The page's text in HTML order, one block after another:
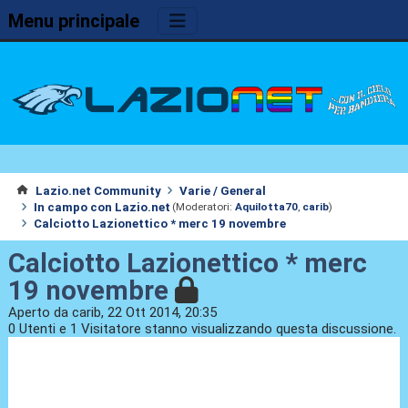
Menu principale
Lazio.net Community
Varie / General
In campo con Lazio.net (Moderatori: Aquilotta70, carib)
Calciotto Lazionettico * merc 19 novembre
Calciotto Lazionettico * merc
19 novembre
Aperto da carib, 22 Ott 2014, 20:35
0 Utenti e 1 Visitatore stanno visualizzando questa discussione.